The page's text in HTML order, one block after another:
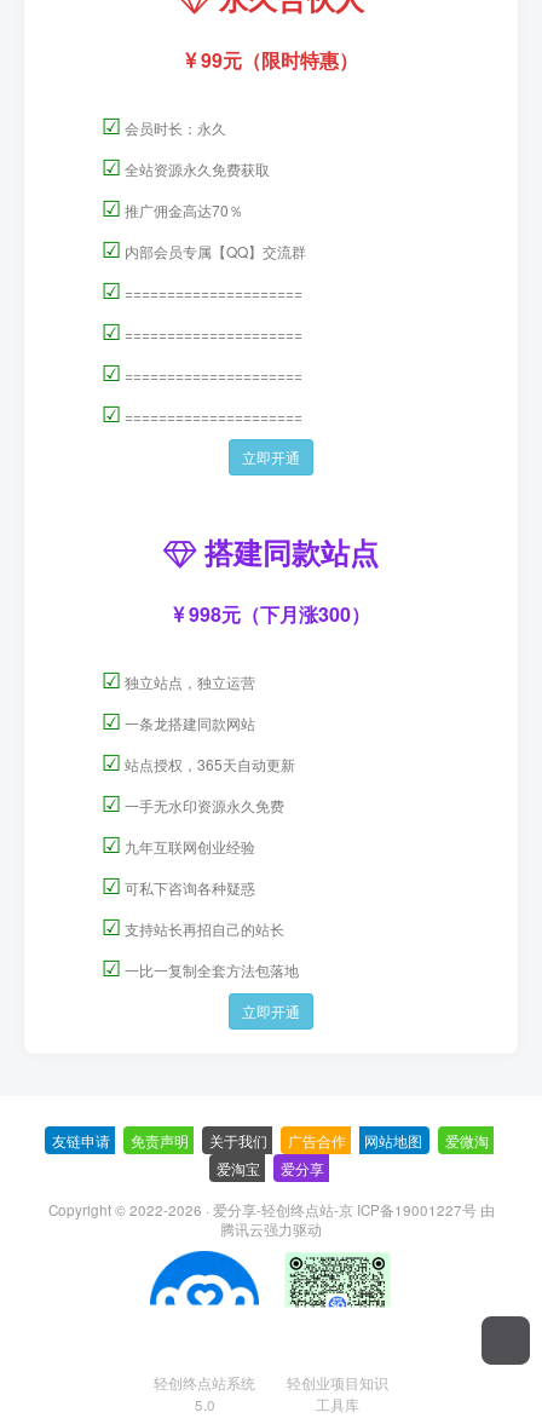
99元（限时特惠）
☑ 会员时长：永久
☑ 全站资源永久免费获取
☑ 推广佣金高达70％
☑ 内部会员专属【QQ】交流群
☑ =====================
☑ =====================
☑ =====================
☑ =====================
立即开通
搭建同款站点
998元（下月涨300）
☑ 独立站点，独立运营
☑ 一条龙搭建同款网站
☑ 站点授权，365天自动更新
☑ 一手无水印资源永久免费
☑ 九年互联网创业经验
☑ 可私下咨询各种疑惑
☑ 支持站长再招自己的站长
☑ 一比一复制全套方法包落地
立即开通
友链申请 免责声明 关于我们 广告合作 网站地图 爱微淘
爱淘宝
爱分享
Copyright © 2022-2026 · 爱分享-轻创终点站-京 ICP备19001227号由
腾讯云强力驱动
轻创终点站系统
5.0
轻创业项目知识
工具库